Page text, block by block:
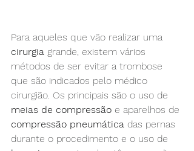
Para aqueles que vão realizar uma
cirurgia grande, existem vários
métodos de ser evitar a trombose
que são indicados pelo médico
cirurgião. Os principais são o uso de
meias de compressão e aparelhos de
compressão pneumática das pernas
durante o procedimento e o uso de